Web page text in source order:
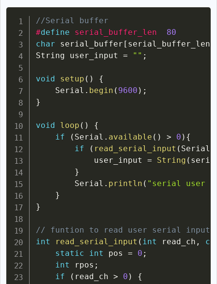
//Serial buffer
#define serial_buffer_len
80
char serial_buffer [ serial_buffer_len
String user_input = "" ;
void setup ( )
{
	Serial
. begin ( 9600 ) ;
}
void loop ( )
{
if
( Serial . available ( ) > 0 ) {
if
( read_serial_input ( Serial
			user_input
= String (
}
		Serial
. println ( "serial user
}
}
// funtion to read user serial input
int
read_serial_input ( int read_ch ,
static
int pos = 0 ;
int rpos ;
if
( read_ch > 0 )
{